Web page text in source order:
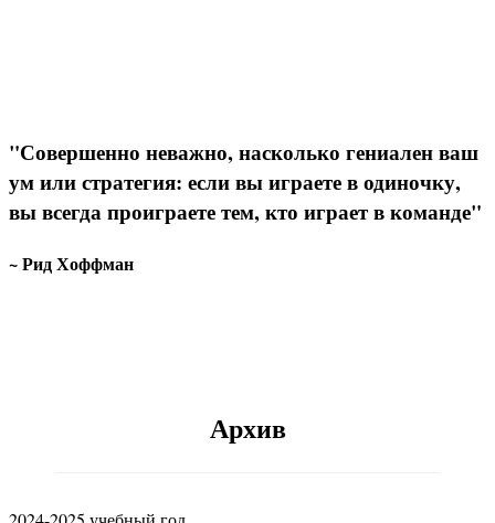
"Совершенно неважно, насколько гениален ваш
ум или стратегия: если вы играете в одиночку,
вы всегда проиграете тем, кто играет в команде"
~ Рид Хоффман
Архив